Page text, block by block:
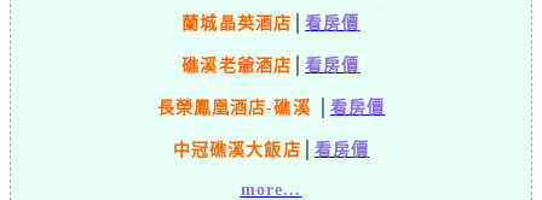
蘭城晶英酒店 │看房價
礁溪老爺酒店 │看房價
長榮鳳凰酒店-礁溪 看房價
中冠礁溪大飯店 看房價
more...